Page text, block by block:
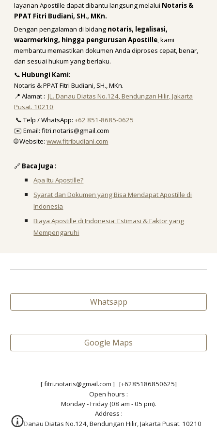
layanan Apostille dapat dibantu langsung melalui Notaris &
PPAT Fitri Budiani, SH., MKn.
Dengan pengalaman di bidang notaris, legalisasi,
waarmerking, hingga pengurusan Apostille, kami
membantu memastikan dokumen Anda diproses cepat, benar,
dan sesuai hukum yang berlaku.
📞 Hubungi Kami:
Notaris & PPAT Fitri Budiani, SH., MKn.
📍 Alamat : JL. Danau Diatas No.124, Bendungan Hilir, Jakarta
Pusat. 10210
📞 Telp / WhatsApp:+62 851-8685-0625
✉️ Email: fitri.notaris@gmail.com
🌐 Website:www.fitribudiani.com
🔗 Baca Juga :
Apa Itu Apostille?
Syarat dan Dokumen yang Bisa Mendapat Apostille di
Indonesia
Biaya Apostille di Indonesia: Estimasi & Faktor yang
Mempengaruhi
Whatsapp
Google Maps
[ fitri.notaris@gmail.com ] [+6285186850625]
Open hours :
Monday - Friday (08 am - 05 pm).
Address :
JL. Danau Diatas No.124, Bendungan Hilir, Jakarta Pusat. 10210